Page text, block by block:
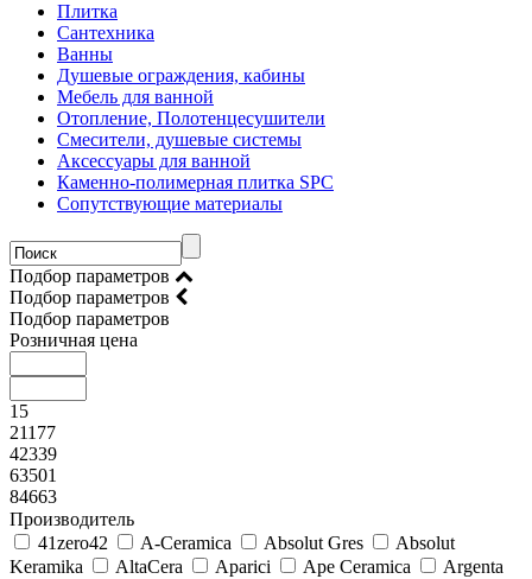
Плитка
Сантехника
Ванны
Душевые ограждения, кабины
Мебель для ванной
Отопление, Полотенцесушители
Смесители, душевые системы
Аксессуары для ванной
Каменно-полимерная плитка SPC
Сопутствующие материалы
Подбор параметров
Подбор параметров
Подбор параметров
Розничная цена
15
21177
42339
63501
84663
Производитель
41zero42
A-Ceramica Absolut Gres
Absolut
Keramika
AltaCera Aparici Ape Ceramica
Argenta